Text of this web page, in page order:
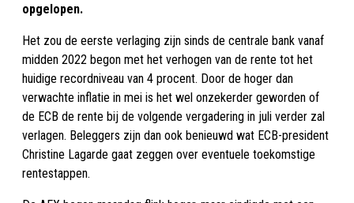
opgelopen.
Het zou de eerste verlaging zijn sinds de centrale bank vanaf
midden 2022 begon met het verhogen van de rente tot het
huidige recordniveau van 4 procent. Door de hoger dan
verwachte inflatie in mei is het wel onzekerder geworden of
de ECB de rente bij de volgende vergadering in juli verder zal
verlagen. Beleggers zijn dan ook benieuwd wat ECB-president
Christine Lagarde gaat zeggen over eventuele toekomstige
rentestappen.